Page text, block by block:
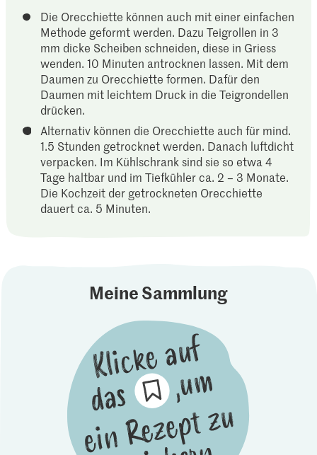
Die Orecchiette können auch mit einer einfachen
Methode geformt werden. Dazu Teigrollen in 3
mm dicke Scheiben schneiden, diese in Griess
wenden. 10 Minuten antrocknen lassen. Mit dem
Daumen zu Orecchiette formen. Dafür den
Daumen mit leichtem Druck in die Teigrondellen
drücken.
Alternativ können die Orecchiette auch für mind.
1.5 Stunden getrocknet werden. Danach luftdicht
verpacken. Im Kühlschrank sind sie so etwa 4
Tage haltbar und im Tiefkühler ca. 2 – 3 Monate.
Die Kochzeit der getrockneten Orecchiette
dauert ca. 5 Minuten.
Meine Sammlung